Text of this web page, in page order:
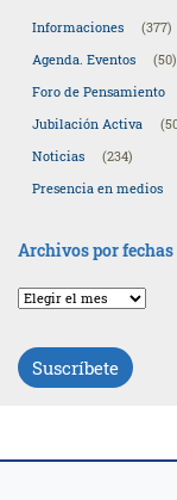
Informaciones
(377)
Agenda. Eventos
(50)
Foro de Pensamiento
Jubilación Activa
Noticias
(234)
Presencia en medios
Archivos por fechas
Archivos
por
Suscríbete